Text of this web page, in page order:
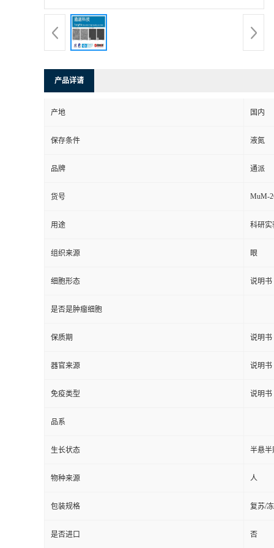
产品详请
产地 国内
保存条件 液氮
品牌 通派
货号 MuM-
用途 科研实
组织来源 眼
细胞形态 说明书
是否是肿瘤细胞
保质期 说明书
器官来源 说明书
免疫类型 说明书
品系
生长状态 半悬半
物种来源 人
包装规格 复苏/
是否进口 否